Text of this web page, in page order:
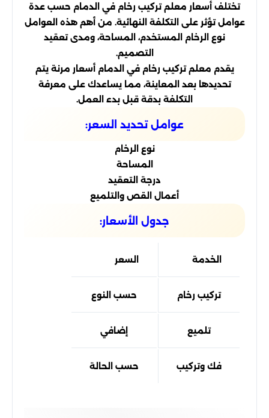
تختلف أسعار معلم تركيب رخام في الدمام حسب عدة
عوامل تؤثر على التكلفة النهائية. من أهم هذه العوامل
نوع الرخام المستخدم، المساحة، ومدى تعقيد
التصميم.
يقدم معلم تركيب رخام في الدمام أسعار مرنة يتم
تحديدها بعد المعاينة، مما يساعدك على معرفة
التكلفة بدقة قبل بدء العمل.
عوامل تحديد السعر:
نوع الرخام
المساحة
درجة التعقيد
أعمال القص والتلميع
جدول الأسعار:
الخدمة السعر
تركيب رخام حسب النوع
تلميع إضافي
فك وتركيب حسب الحالة